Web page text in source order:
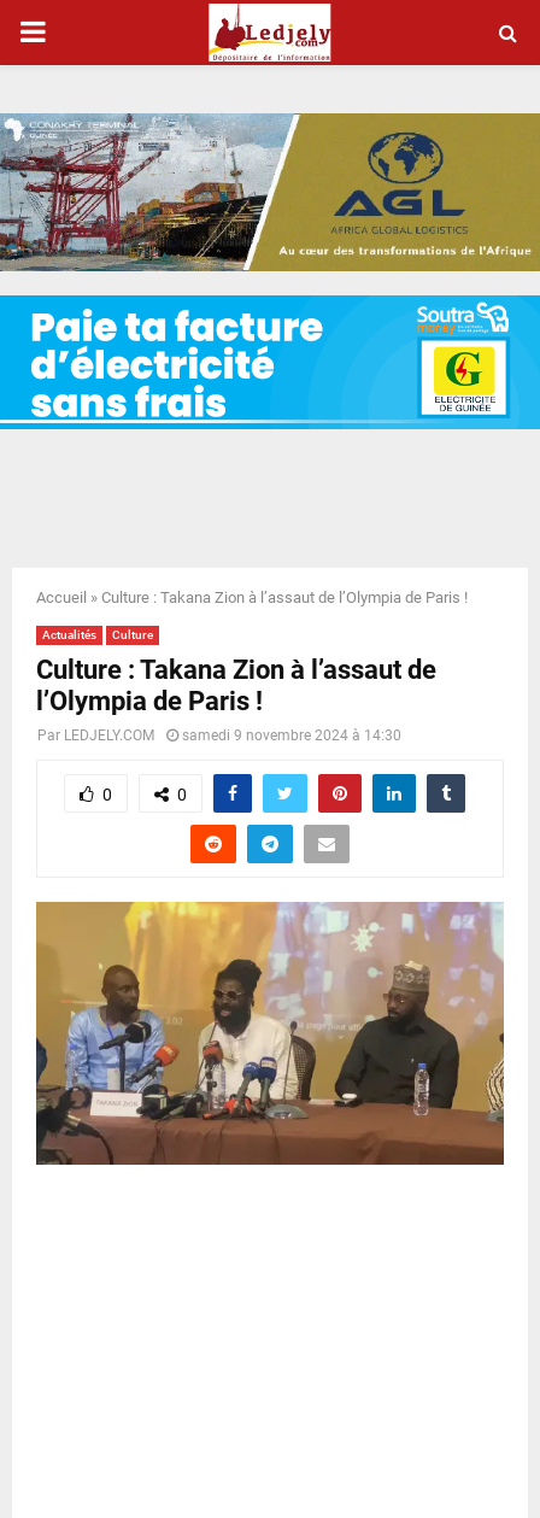
P
I
M
A
R
Y
N
U
Accueil » Culture : Takana Zion à l’assaut de l’Olympia de Paris !
Actualités Culture
Culture : Takana Zion à l’assaut de
l’Olympia de Paris !
Par LEDJELY.COM samedi 9 novembre 2024 à 14:30
0 0